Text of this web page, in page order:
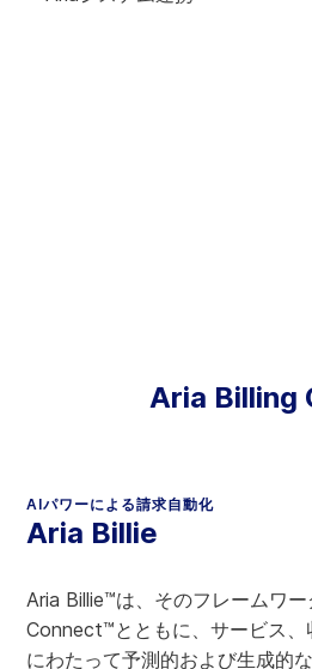
Aria Billing
AIパワーによる請求自動化
Aria Billie
Aria Billie™は、そのフレームワ
Connect™とともに、サービス、
にわたって予測的および生成的